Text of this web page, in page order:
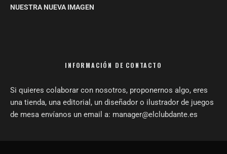
NUESTRA NUEVA IMAGEN
INFORMACIÓN DE CONTACTO
Si quieres colaborar con nosotros, proponernos algo, eres
una tienda, una editorial, un diseñador o ilustrador de juegos
de mesa envíanos un email a: manager@elclubdante.es